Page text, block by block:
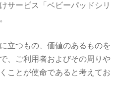
サービス「ベビーパッドシリ
立つもの、価値のあるものを
、ご利用者およびその周りや
ことが使命であると考えてお